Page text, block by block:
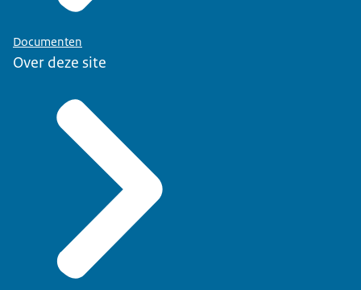
Documenten
Over deze site